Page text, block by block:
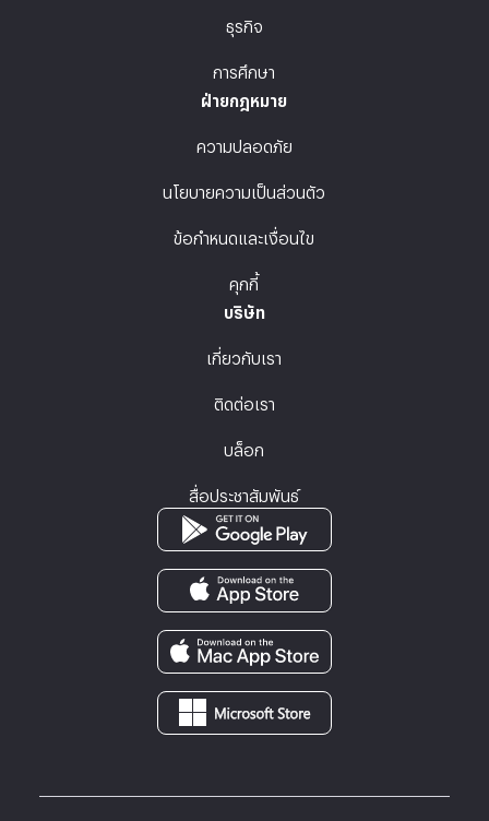
ธุรกิจ
การศึกษา
ฝ่ายกฎหมาย
ความปลอดภัย
นโยบายความเป็นส่วนตัว
ข้อกำหนดและเงื่อนไข
คุกกี้
บริษัท
เกี่ยวกับเรา
ติดต่อเรา
บล็อก
สื่อประชาสัมพันธ์